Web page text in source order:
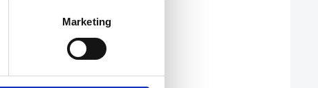
Marketing